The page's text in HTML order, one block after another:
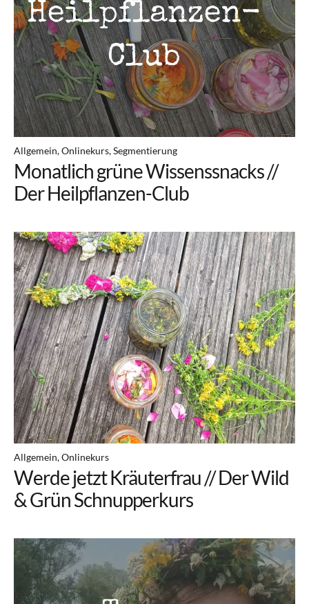
Allgemein Onlinekurs Segmentierung
Monatlich grüne Wissenssnacks //
Der Heilpflanzen-Club
Allgemein Onlinekurs
Werde jetzt Kräuterfrau // Der Wild
& Grün Schnupperkurs